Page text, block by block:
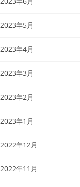
2023年5月
2023年4月
2023年3月
2023年2月
2023年1月
2022年12月
2022年11月